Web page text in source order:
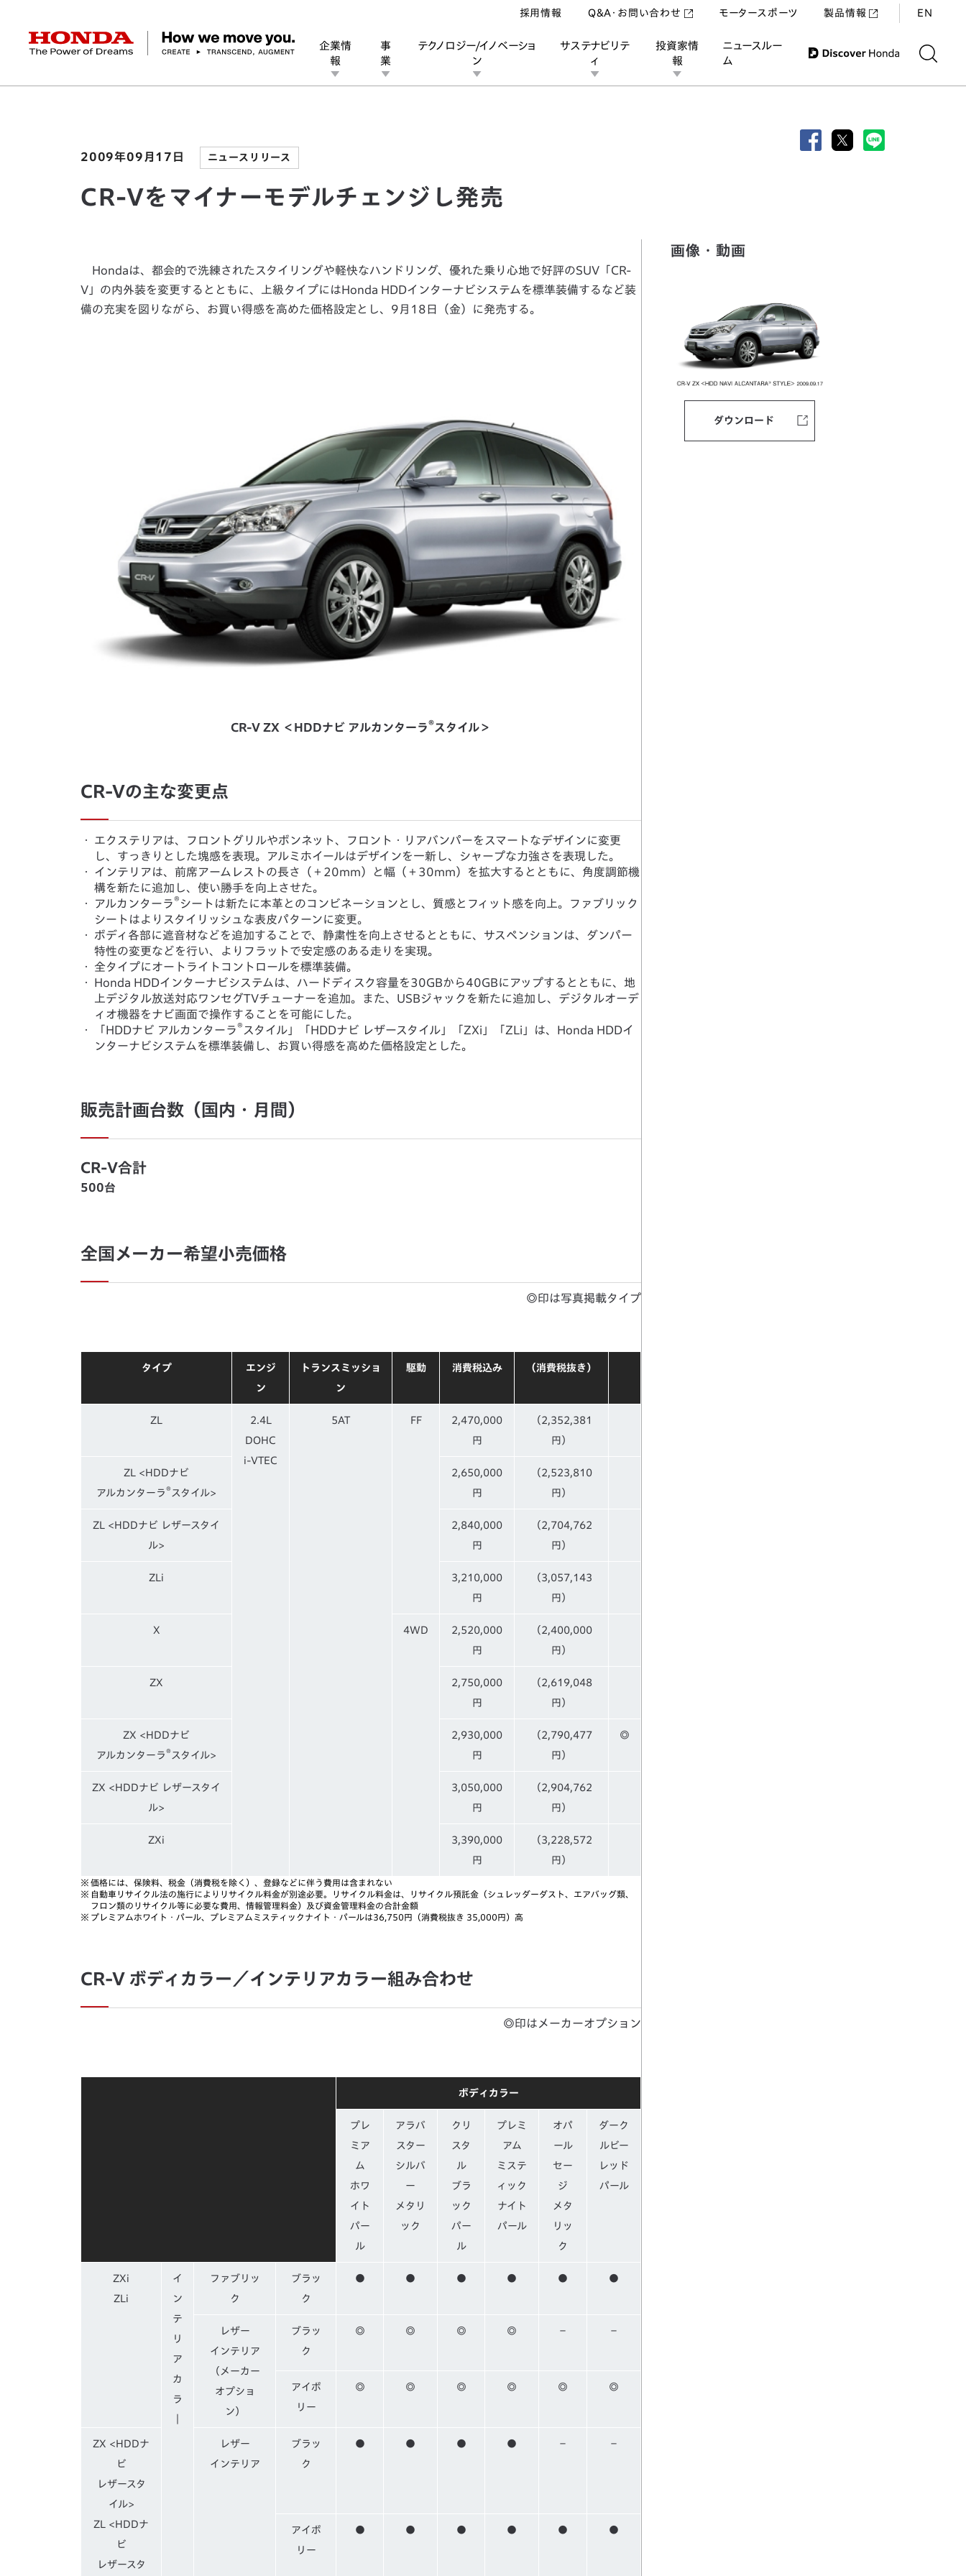
HONDA The Power of Dreams
企業情
報
社長メッセージ 経営方針 会社概要 ヒストリー
事
業
バイク パワープロダクツ マリン その他事業
テクノロジー/イノベーショ
ン
テクノロジー デザイン オープンイノベーション
サステナビリテ
ィ
ESGレポート Honda Report 環境 社会 ガバナンス
投資家情
報
IR資料室 財務・業績情報 株式・債券情報
ニュースルー
ム
ニュースルーム
Discover Honda
採用情報 Q&A・お問い合わせ モータースポーツ 製品情報 EN
CR-Vをマイナーモデルチェンジし発売
2009年09月17日 ニュースリリース
CR-Vをマイナーモデルチェンジし発売
Hondaは、都会的で洗練されたスタイリングや軽快なハンドリング、優れた乗り心地で好評のSUV「CR-
V」の内外装を変更するとともに、上級タイプにはHonda HDDインターナビシステムを標準装備するなど装
備の充実を図りながら、お買い得感を高めた価格設定とし、9月18日（金）に発売する。
CR-V ZX ＜HDDナビ アルカンターラ®スタイル＞
CR-Vの主な変更点
・
エクステリアは、フロントグリルやボンネット、フロント・リアバンパーをスマートなデザインに変更
し、すっきりとした塊感を表現。アルミホイールはデザインを一新し、シャープな力強さを表現した。
・
インテリアは、前席アームレストの長さ（＋20mm）と幅（＋30mm）を拡大するとともに、角度調節機
構を新たに追加し、使い勝手を向上させた。
・
アルカンターラ® シートは新たに本革とのコンビネーションとし、質感とフィット感を向上。ファブリック
シートはよりスタイリッシュな表皮パターンに変更。
・
ボディ各部に遮音材などを追加することで、静粛性を向上させるとともに、サスペンションは、ダンパー
特性の変更などを行い、よりフラットで安定感のある走りを実現。
・
全タイプにオートライトコントロールを標準装備。
・
Honda HDDインターナビシステムは、ハードディスク容量を30GBから40GBにアップするとともに、地
上デジタル放送対応ワンセグTVチューナーを追加。また、USBジャックを新たに追加し、デジタルオーデ
ィオ機器をナビ画面で操作することを可能にした。
・
「HDDナビ アルカンターラ® スタイル」「HDDナビ レザースタイル」「ZXi」「ZLi」は、Honda HDDイ
ンターナビシステムを標準装備し、お買い得感を高めた価格設定とした。
販売計画台数（国内・月間）
CR-V合計
500台
全国メーカー希望小売価格
◎印は写真掲載タイプ
タイプ
エンジ
ン
トランスミッショ
ン
駆動 消費税込み （消費税抜き）
ZL
2.4L
DOHC
i-VTEC
5AT FF
2,470,000
円
（2,352,381
円）
ZL <HDDナビ
アルカンターラ ® スタイル>
2,650,000
円
（2,523,810
円）
ZL <HDDナビ レザースタイ
ル>
2,840,000
円
（2,704,762
円）
ZLi
3,210,000
円
（3,057,143
円）
X 4WD
2,520,000
円
（2,400,000
円）
ZX
2,750,000
円
（2,619,048
円）
ZX <HDDナビ
アルカンターラ ® スタイル>
2,930,000
円
（2,790,477
円）
◎
ZX <HDDナビ レザースタイ
ル>
3,050,000
円
（2,904,762
円）
ZXi
3,390,000
円
（3,228,572
円）
※ 価格には、保険料、税金（消費税を除く）、登録などに伴う費用は含まれない
※ 自動車リサイクル法の施行によりリサイクル料金が別途必要。リサイクル料金は、リサイクル預託金（シュレッダーダスト、エアバッグ類、
フロン類のリサイクル等に必要な費用、情報管理料金）及び資金管理料金の合計金額
※ プレミアムホワイト・パール、プレミアムミスティックナイト・パールは36,750円（消費税抜き 35,000円）高
CR-V ボディカラー／インテリアカラー組み合わせ
◎印はメーカーオプション
ボディカラー
プレ
ミア
ム
ホワ
イト
パー
ル
アラバ
スター
シルバ
ー
メタリ
ック
クリ
スタ
ル
ブラ
ック
パー
ル
プレミ
アム
ミステ
ィック
ナイト
パール
オパ
ール
セー
ジ
メタ
リッ
ク
ダーク
ルビー
レッド
パール
ZXi
ZLi
イ
ン
テ
リ
ア
カ
ラ
ファブリッ
ク
ブラッ
ク
● ● ● ● ● ●
レザー
インテリア
（メーカー
オプショ
ン）
ブラッ
ク
◎ ◎ ◎ ◎ － －
アイボ
リー
◎ ◎ ◎ ◎ ◎ ◎
ZX <HDDナ
ビ
レザースタ
イル>
ZL <HDDナ
ビ
レザースタ
レザー
インテリア
ブラッ
ク
● ● ● ● － －
アイボ
リー
● ● ● ● ● ●
画像・動画
ダウンロード